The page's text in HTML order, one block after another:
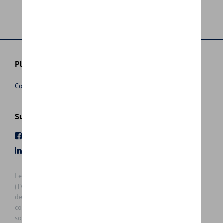
Plus d'informations
Conditions de vente
Suivez nous
Les prix affichés sur le présent site sont des prix recommandés
(TVAc), hors éventuels frais de montage. Pour connaitre le prix
de vente actuel et les éventuels frais de montage, veuillez
contacter votre concessionnaire/agent. Les prix recommandés
sont sujets à des changements sans préavis.